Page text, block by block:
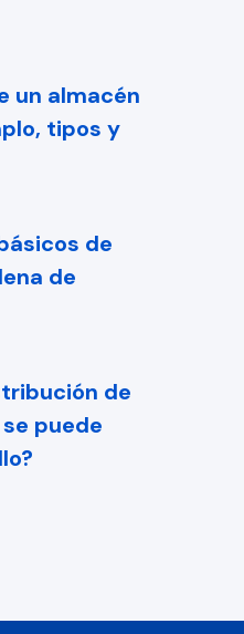
un almacén
tipos y
de
de
de
puede